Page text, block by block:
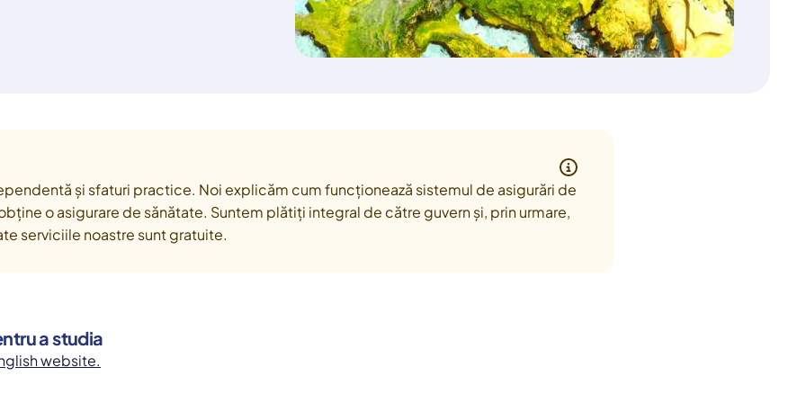
și sfaturi practice. Noi explicăm cum funcționează sistemul de asigurări de
o asigurare de sănătate. Suntem plătiți integral de către guvern și, prin urmare,
serviciile noastre sunt gratuite.
a studia
website.